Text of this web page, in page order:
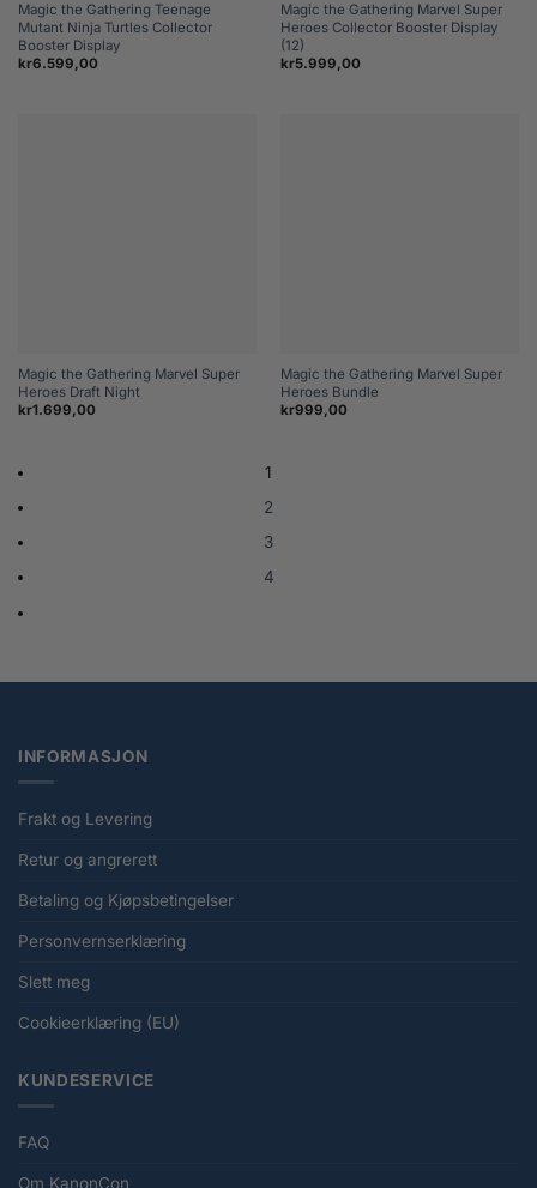
Magic the Gathering Teenage
Mutant Ninja Turtles Collector
Booster Display
kr6.599,00
Magic the Gathering Marvel Super
Heroes Collector Booster Display
(12)
kr5.999,00
Magic the Gathering Marvel Super
Heroes Draft Night
kr1.699,00
Magic the Gathering Marvel Super
Heroes Bundle
kr999,00
1
2
3
4
INFORMASJON
Frakt og Levering
Retur og angrerett
Betaling og Kjøpsbetingelser
Personvernserklæring
Slett meg
Cookieerklæring (EU)
KUNDESERVICE
FAQ
Om KanonCon